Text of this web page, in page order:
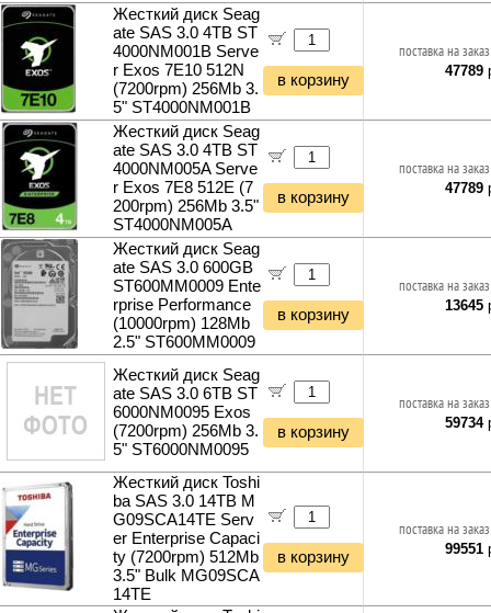
Жесткий диск Seag
ate SAS 3.0 4TB ST
4000NM001B Serve
r Exos 7E10 512N
(7200rpm) 256Mb 3.
5" ST4000NM001B
в корзину
поставка на
47789
Жесткий диск Seag
ate SAS 3.0 4TB ST
4000NM005A Serve
r Exos 7E8 512E (7
200rpm) 256Mb 3.5"
ST4000NM005A
в корзину
поставка на
47789
Жесткий диск Seag
ate SAS 3.0 600GB
ST600MM0009 Ente
rprise Performance
(10000rpm) 128Mb
2.5" ST600MM0009
в корзину
поставка на
13645
Жесткий диск Seag
ate SAS 3.0 6TB ST
6000NM0095 Exos
(7200rpm) 256Mb 3.
5" ST6000NM0095
в корзину
поставка на
59734
Жесткий диск Toshi
ba SAS 3.0 14TB M
G09SCA14TE Serv
er Enterprise Capaci
ty (7200rpm) 512Mb
3.5" Bulk MG09SCA
14TE
в корзину
поставка на
99551